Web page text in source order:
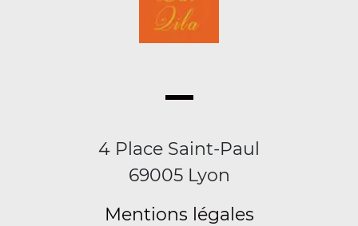
4 Place Saint-Paul
69005 Lyon
Mentions légales